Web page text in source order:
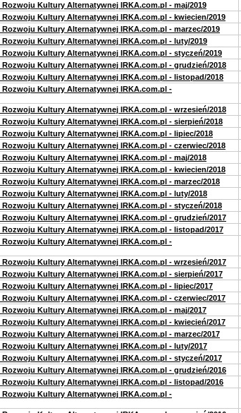
Kultury Alternatywnej IRKA.com.pl - maj/2019
Kultury Alternatywnej IRKA.com.pl - kwiecien/2019
Kultury Alternatywnej IRKA.com.pl - marzec/2019
Kultury Alternatywnej IRKA.com.pl - luty/2019
Kultury Alternatywnej IRKA.com.pl - styczeń/2019
Kultury Alternatywnej IRKA.com.pl - grudzień/2018
Kultury Alternatywnej IRKA.com.pl - listopad/2018
Kultury Alternatywnej IRKA.com.pl -
Kultury Alternatywnej IRKA.com.pl - wrzesień/2018
Kultury Alternatywnej IRKA.com.pl - sierpień/2018
Kultury Alternatywnej IRKA.com.pl - lipiec/2018
Kultury Alternatywnej IRKA.com.pl - czerwiec/2018
Kultury Alternatywnej IRKA.com.pl - maj/2018
Kultury Alternatywnej IRKA.com.pl - kwiecien/2018
Kultury Alternatywnej IRKA.com.pl - marzec/2018
Kultury Alternatywnej IRKA.com.pl - luty/2018
Kultury Alternatywnej IRKA.com.pl - styczeń/2018
Kultury Alternatywnej IRKA.com.pl - grudzień/2017
Kultury Alternatywnej IRKA.com.pl - listopad/2017
Kultury Alternatywnej IRKA.com.pl -
Kultury Alternatywnej IRKA.com.pl - wrzesień/2017
Kultury Alternatywnej IRKA.com.pl - sierpień/2017
Kultury Alternatywnej IRKA.com.pl - lipiec/2017
Kultury Alternatywnej IRKA.com.pl - czerwiec/2017
Kultury Alternatywnej IRKA.com.pl - maj/2017
Kultury Alternatywnej IRKA.com.pl - kwiecień/2017
Kultury Alternatywnej IRKA.com.pl - marzec/2017
Kultury Alternatywnej IRKA.com.pl - luty/2017
Kultury Alternatywnej IRKA.com.pl - styczeń/2017
Kultury Alternatywnej IRKA.com.pl - grudzień/2016
Kultury Alternatywnej IRKA.com.pl - listopad/2016
Kultury Alternatywnej IRKA.com.pl -